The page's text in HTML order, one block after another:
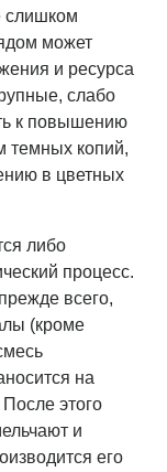
слишком
может
и ресурса
слабо
к повышению
темных копий,
в цветных
либо
процесс.
всего,
(кроме
на
этого
и
его